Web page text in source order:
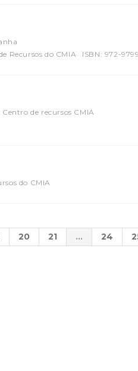
Recursos do CMIA ISBN: 972-
Centro de recursos CMIA
do CMIA
20 21 ... 24